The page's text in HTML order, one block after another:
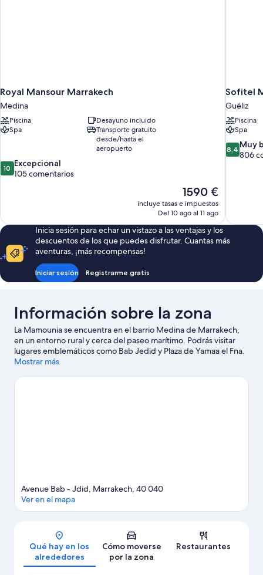
Royal Mansour Marrakech
Medina
Piscina
Desayuno incluido
Spa
Transporte gratuito
desde/hasta el
aeropuerto
10.0
sobre
10 Excepcional
105 comentarios
El
precio
actual
de
1590 €
1590 €
incluye tasas e impuestos
Del 10 ago al 11 ago
Sofitel
Guéliz
Piscina
Spa
8.4
sobre
8,4 Muy
806
Inicia sesión para echar un vistazo a las ventajas y los
descuentos de los que puedes disfrutar. Cuantas más
aventuras, ¡más recompensas!
Iniciar sesión Registrarme gratis
Información sobre la zona
La Mamounia se encuentra en el barrio Medina de Marrakech,
en un entorno rural y cerca del paseo marítimo. Podrás visitar
lugares emblemáticos como Bab Jedid y Plaza de Yamaa el Fna.
También merece la pena acercarse a Mezquita Koutoubia.
cercano o disfruta de otras actividades al aire libre, como el
Mostrar más
Mapa
Avenue Bab - Jdid, Marrakech, 40 040
Ver en el mapa
Qué hay en los
alrededores
Cómo moverse
por la zona
Restaurantes